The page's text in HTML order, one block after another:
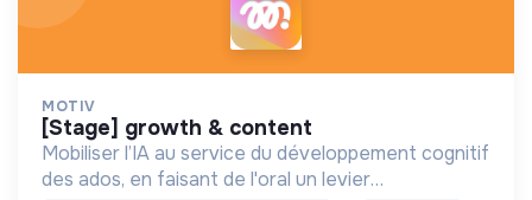
MOTIV
[stage] growth & content
Mobiliser l’IA au service du développement cognitif
des ados, en faisant de l'oral un levier